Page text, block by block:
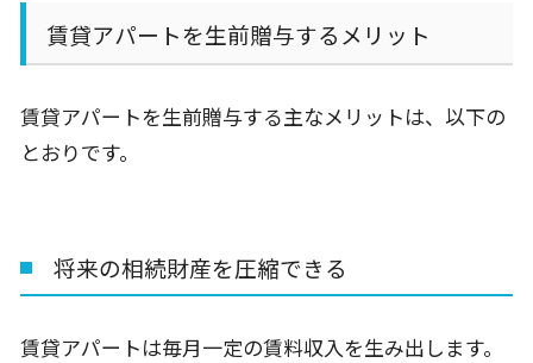
賃貸アパートを生前贈与するメリット
賃貸アパートを生前贈与する主なメリットは、以下の
とおりです。
将来の相続財産を圧縮できる
賃貸アパートは毎月一定の賃料収入を生み出します。